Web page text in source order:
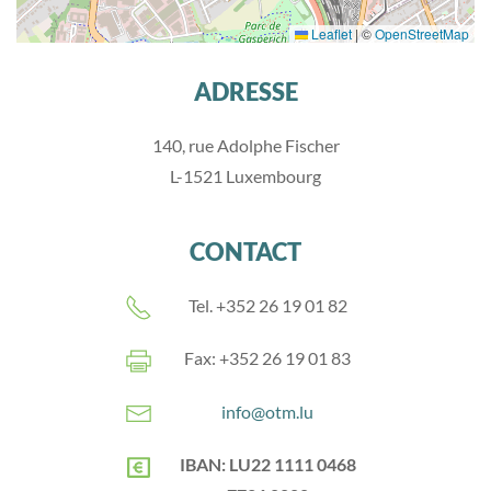
Leaflet |©OpenStreetMap
ADRESSE
140, rue Adolphe Fischer
L-1521 Luxembourg
CONTACT
Tel. +352 26 19 01 82
Fax: +352 26 19 01 83
info@otm.lu
IBAN: LU22 1111 0468